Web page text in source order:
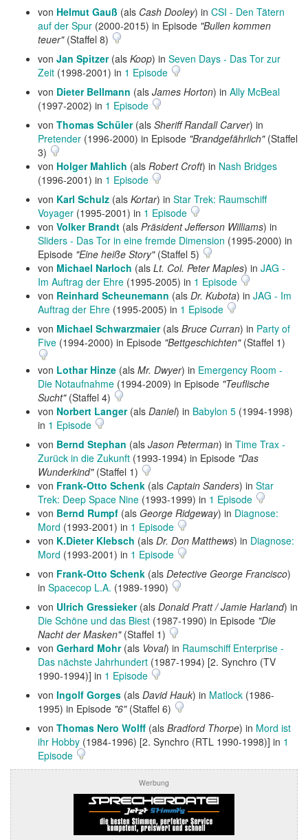
von Helmut Gauß (als Cash Dooley) in CSI - Den Tätern
auf der Spur (2000-2015) in Episode "Bullen kommen
teuer"(Staffel 8)
von Jan Spitzer(als Koop) in Seven Days - Das Tor zur
Zeit (1998-2001) in 1 Episode
von Dieter Bellmann (als James Horton) in Ally McBeal
(1997-2002) in 1 Episode
von Thomas Schüler(als Sheriff Randall Carver) in
Pretender (1996-2000) in Episode "Brandgefährlich"(Staffel
3)
von Holger Mahlich (als Robert Croft) in Nash Bridges
(1996-2001) in 1 Episode
von Karl Schulz (als Kortar) in Star Trek: Raumschiff
Voyager (1995-2001) in 1 Episode
von Volker Brandt (als Präsident Jefferson Williams) in
Sliders - Das Tor in eine fremde Dimension (1995-2000) in
Episode "Eine heiße Story"(Staffel 5)
von Michael Narloch (als Lt. Col. Peter Maples) in JAG -
Im Auftrag der Ehre (1995-2005) in 1 Episode
von Reinhard Scheunemann (als Dr. Kubota) in JAG - Im
Auftrag der Ehre (1995-2005) in 1 Episode
von Michael Schwarzmaier(als Bruce Curran) in Party of
Five (1994-2000) in Episode "Bettgeschichten"(Staffel 1)
von Lothar Hinze (als Mr. Dwyer) in Emergency Room -
Die Notaufnahme (1994-2009) in Episode "Teuflische
Sucht"(Staffel 4)
von Norbert Langer(als Daniel) in Babylon 5 (1994-1998)
in 1 Episode
von Bernd Stephan (als Jason Peterman) in Time Trax -
Zurück in die Zukunft (1993-1994) in Episode "Das
Wunderkind"(Staffel 1)
von Frank-Otto Schenk (als Captain Sanders) in Star
Trek: Deep Space Nine (1993-1999) in 1 Episode
von Bernd Rumpf (als George Ridgeway) in Diagnose:
Mord (1993-2001) in 1 Episode
von K.Dieter Klebsch (als Dr. Don Matthews) in Diagnose:
Mord (1993-2001) in 1 Episode
von Frank-Otto Schenk (als Detective George Francisco)
in Spacecop L.A. (1989-1990)
von Ulrich Gressieker(als Donald Pratt / Jamie Harland) in
Die Schöne und das Biest (1987-1990) in Episode "Die
Nacht der Masken"(Staffel 1)
von Gerhard Mohr(als Voval) in Raumschiff Enterprise -
Das nächste Jahrhundert (1987-1994) [2. Synchro (TV
1990-1994)] in 1 Episode
von Ingolf Gorges (als David Hauk) in Matlock (1986-
1995) in Episode "6"(Staffel 6)
von Thomas Nero Wolff (als Bradford Thorpe) in Mord ist
ihr Hobby (1984-1996) [2. Synchro (RTL 1990-1998)] in 1
Episode
Werbung